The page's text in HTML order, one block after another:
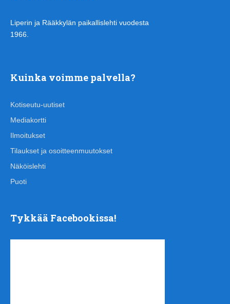
Liperin ja Rääkkylän paikallislehti vuodesta
1966.
Kuinka voimme palvella?
Kotiseutu-uutiset
Mediakortti
Ilmoitukset
Tilaukset ja osoitteenmuutokset
Näköislehti
Puoti
Tykkää Facebookissa!